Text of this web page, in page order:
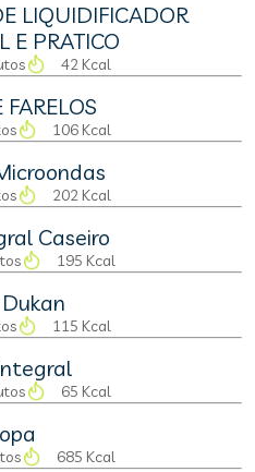
LIQUIDIFICADOR
E PRATICO
42 Kcal
106 Kcal
202 Kcal
Caseiro
195 Kcal
115 Kcal
65 Kcal
685 Kcal